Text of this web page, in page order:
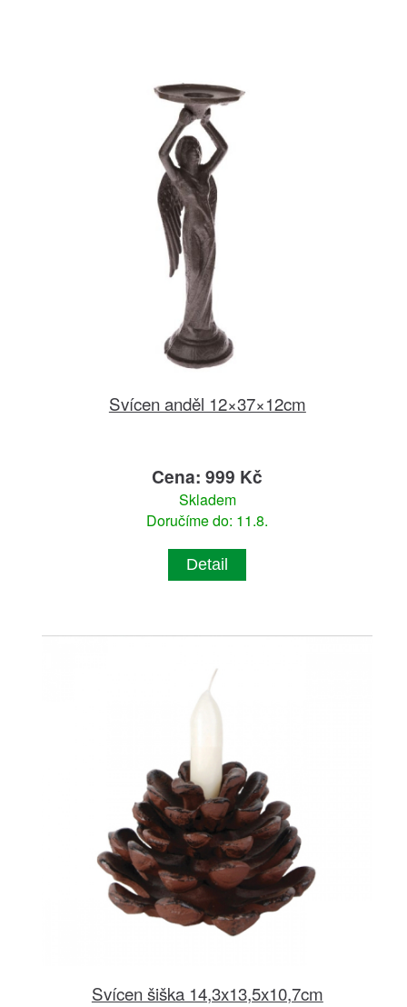
Svícen anděl 12×37×12cm
Cena: 999 Kč
Skladem
Doručíme do: 11.8.
Detail
Svícen šiška 14,3x13,5x10,7cm